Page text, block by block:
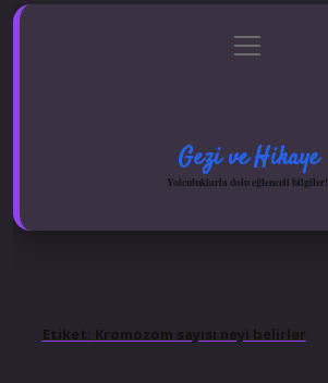
Gizlilik Politikası
menüyü
aç
Gezi ve Hikaye
Yolculuklarla dolu eğlenceli bilgiler!
Etiket: Kromozom sayısı neyi belirler